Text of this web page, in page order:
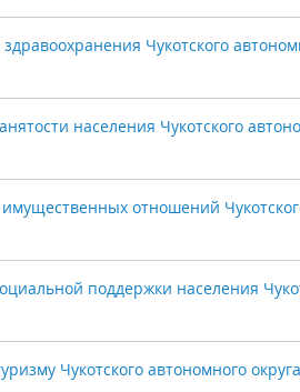
Чукотского
населения Чукотского
отношений
поддержки населения
Чукотского автономного округа